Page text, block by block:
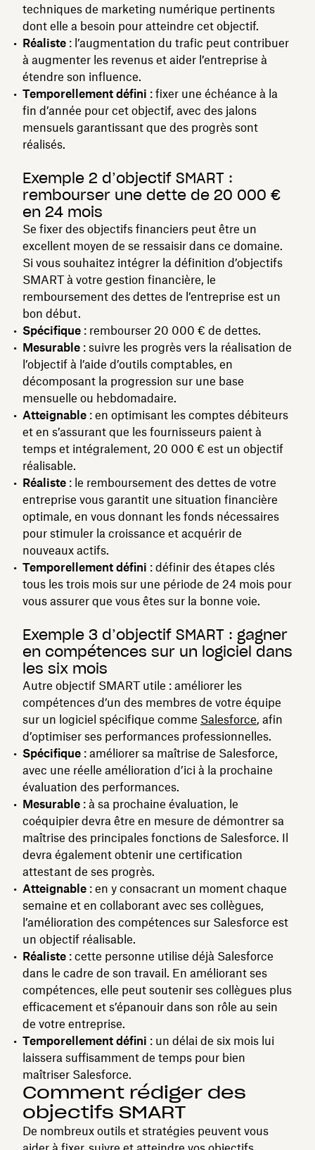
techniques de marketing numérique pertinents
dont elle a besoin pour atteindre cet objectif.
Réaliste : l’augmentation du trafic peut contribuer
à augmenter les revenus et aider l’entreprise à
étendre son influence.
Temporellement défini : fixer une échéance à la
fin d’année pour cet objectif, avec des jalons
mensuels garantissant que des progrès sont
réalisés.
Exemple 2 d’objectif SMART :
rembourser une dette de 20 000 €
en 24 mois
Se fixer des objectifs financiers peut être un
excellent moyen de se ressaisir dans ce domaine.
Si vous souhaitez intégrer la définition d’objectifs
SMART à votre gestion financière, le
remboursement des dettes de l’entreprise est un
bon début.
Spécifique : rembourser 20 000 € de dettes.
Mesurable : suivre les progrès vers la réalisation de
l’objectif à l’aide d’outils comptables, en
décomposant la progression sur une base
mensuelle ou hebdomadaire.
Atteignable : en optimisant les comptes débiteurs
et en s’assurant que les fournisseurs paient à
temps et intégralement, 20 000 € est un objectif
réalisable.
Réaliste : le remboursement des dettes de votre
entreprise vous garantit une situation financière
optimale, en vous donnant les fonds nécessaires
pour stimuler la croissance et acquérir de
nouveaux actifs.
Temporellement défini : définir des étapes clés
tous les trois mois sur une période de 24 mois pour
vous assurer que vous êtes sur la bonne voie.
Exemple 3 d’objectif SMART : gagner
en compétences sur un logiciel dans
les six mois
Autre objectif SMART utile : améliorer les
compétences d’un des membres de votre équipe
sur un logiciel spécifique comme Salesforce, afin
d’optimiser ses performances professionnelles.
Spécifique : améliorer sa maîtrise de Salesforce,
avec une réelle amélioration d’ici à la prochaine
évaluation des performances.
Mesurable : à sa prochaine évaluation, le
coéquipier devra être en mesure de démontrer sa
maîtrise des principales fonctions de Salesforce. Il
devra également obtenir une certification
attestant de ses progrès.
Atteignable : en y consacrant un moment chaque
semaine et en collaborant avec ses collègues,
l’amélioration des compétences sur Salesforce est
un objectif réalisable.
Réaliste : cette personne utilise déjà Salesforce
dans le cadre de son travail. En améliorant ses
compétences, elle peut soutenir ses collègues plus
efficacement et s’épanouir dans son rôle au sein
de votre entreprise.
Temporellement défini : un délai de six mois lui
laissera suffisamment de temps pour bien
maîtriser Salesforce.
Comment rédiger des
objectifs SMART
De nombreux outils et stratégies peuvent vous